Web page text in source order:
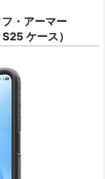
・アーマー
ケース）